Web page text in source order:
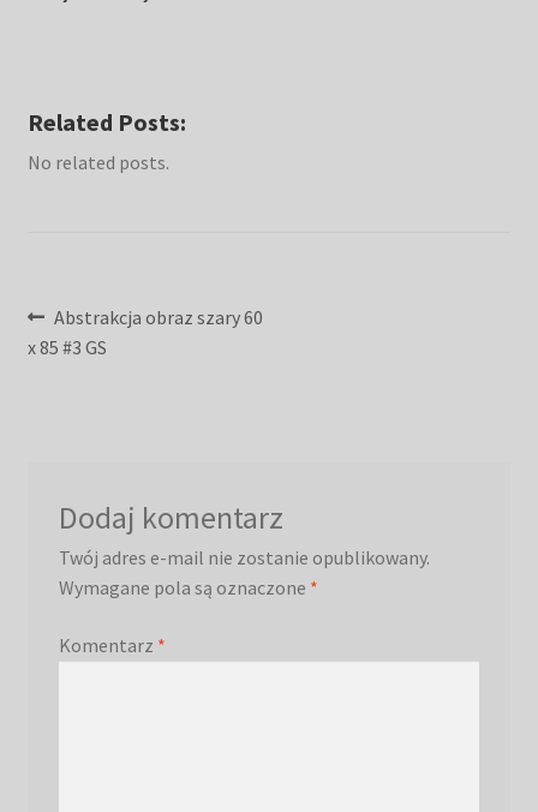
Related Posts:
No related posts.
Nawigacja
wpisu
Poprzedni
wpis:
Abstrakcja obraz szary 60
x 85 #3 GS
Dodaj komentarz
Twój adres e-mail nie zostanie opublikowany.
Wymagane pola są oznaczone *
Komentarz *